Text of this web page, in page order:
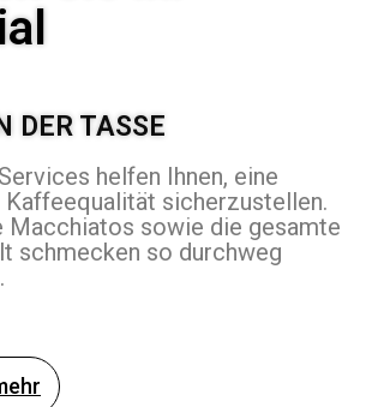
DER TASSE
helfen Ihnen, eine
Kaffeequalität sicherzustellen.
Macchiatos sowie die gesamte
schmecken so durchweg